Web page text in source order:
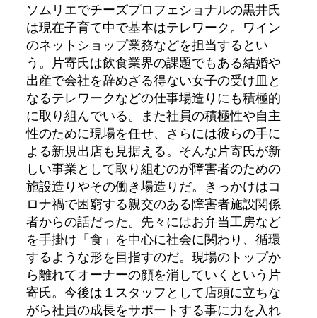
ソムリエでチーズプロフェショナルの黒井氏
は現在子育て中で基本はテレワーク。ワイン
のネットショップ業務などを担当するとい
う。片寄氏は飲食業界の課題でもある結婚や
出産で会社を辞めざる得ない女子の受け皿と
なるテレワークなどの仕事場造りにも積極的
に取り組んでいる。また社員の積極性や自主
性のために現場を任せ、さらには彼らの手に
よる新規出店も見据える。そんな片寄氏が新
しい事業として取り組むのが障害者のための
施設造りやその働き場造りだ。きっかけはコ
ロナ禍で困窮する親交のある障害者施設関係
者からの話だった。先々にはお弁当工房など
を手掛け「食」を中心に社会に関わり、循環
するような形を目指すのだ。現場のトップか
ら離れてオーナーの顔を消していくという片
寄氏。今後は１スタッフとして店頭に立ちな
がら社員の成長をサポートする事に力を入れ